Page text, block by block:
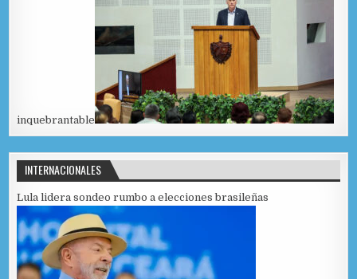
inquebrantable
INTERNACIONALES
Lula lidera sondeo rumbo a elecciones brasileñas